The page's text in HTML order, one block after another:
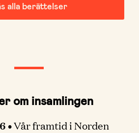
alla berättelser
om insamlingen
•Vår framtid i Norden